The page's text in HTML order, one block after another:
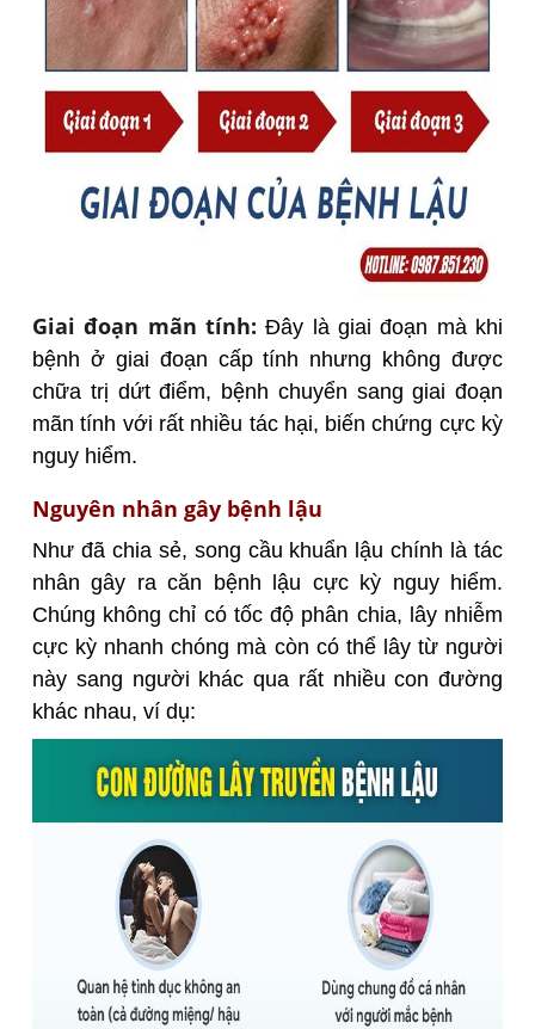
Giai đoạn mãn tính: Đây là giai đoạn mà khi
bệnh ở giai đoạn cấp tính nhưng không được
chữa trị dứt điểm, bệnh chuyển sang giai đoạn
mãn tính với rất nhiều tác hại, biến chứng cực kỳ
nguy hiểm.
Nguyên nhân gây bệnh lậu
Như đã chia sẻ, song cầu khuẩn lậu chính là tác
nhân gây ra căn bệnh lậu cực kỳ nguy hiểm.
Chúng không chỉ có tốc độ phân chia, lây nhiễm
cực kỳ nhanh chóng mà còn có thể lây từ người
này sang người khác qua rất nhiều con đường
khác nhau, ví dụ: